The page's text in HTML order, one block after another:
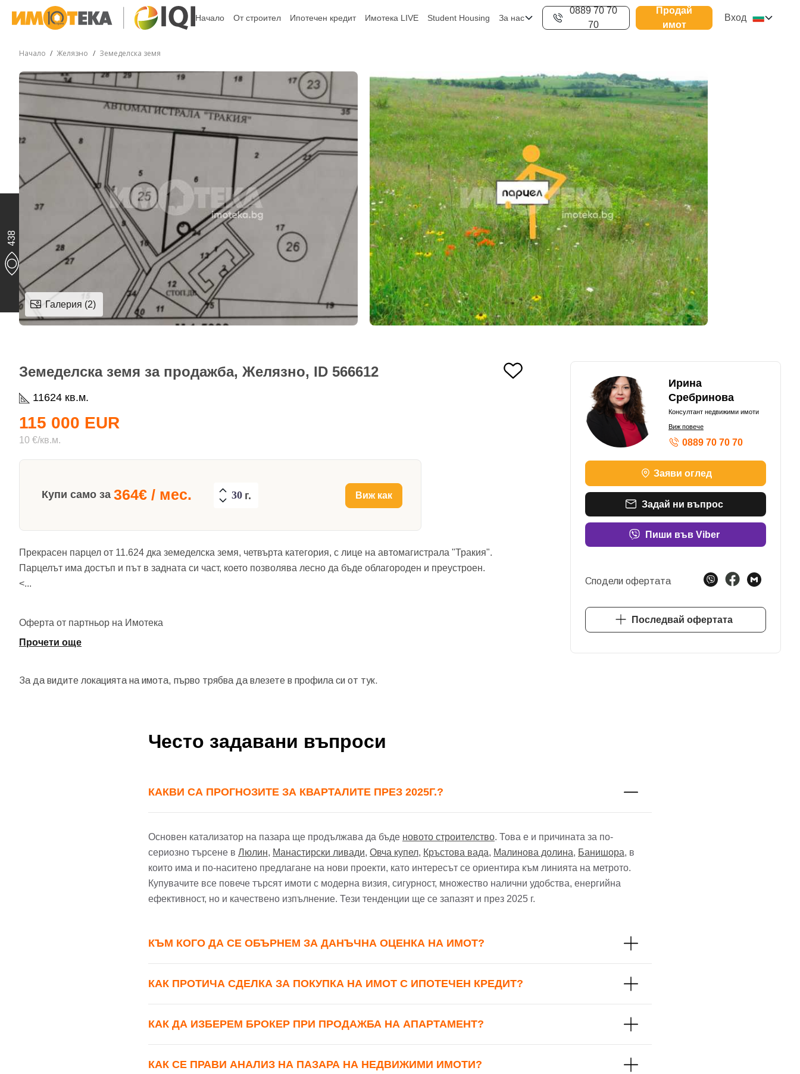
Начало От строител Ипотечен кредит Имотека LIVE Student Housing За нас
0889 70 70
70
Продай
имот
Вход
Добре дошъл!
Вход
Парола
Забравена парола?
Вход
Начало Желязно Земеделска земя
438
Галерия (2)
Земеделска земя за продажба, Желязно, ID 566612
11624 кв.м.
115 000 EUR
10 €/кв.м.
Купи само за 364€ / мес. г. Виж как
Прекрасен парцел от 11.624 дка земеделска земя, четвърта категория, с лице на автомагистрала "Тракия".
Парцелът има достъп и път в задната си част, което позволява лесно да бъде облагороден и преустроен.
<...
Оферта от партньор на Имотека
Прочети още
За да видите локацията на имота, първо трябва да влезете в профила си от тук.
Ирина
Сребринова
Консултант недвижими имоти
Виж повече
0889 70 70 70
Заяви оглед
Задай ни въпрос
Пиши във Viber
Сподели офертата
Последвай офертата
Често задавани въпроси
КАКВИ СА ПРОГНОЗИТЕ ЗА КВАРТАЛИТЕ ПРЕЗ 2025Г.?
Основен катализатор на пазара ще продължава да бъде новото строителство. Това е и причината за по-
сериозно търсене в Люлин, Манастирски ливади, Овча купел, Кръстова вада, Малинова долина, Банишора, в
които има и по-наситено предлагане на нови проекти, като интересът се ориентира към линията на метрото.
Купувачите все повече търсят имоти с модерна визия, сигурност, множество налични удобства, енергийна
ефективност, но и качествено изпълнение. Тези тенденции ще се запазят и през 2025 г.
КЪМ КОГО ДА СЕ ОБЪРНЕМ ЗА ДАНЪЧНА ОЦЕНКА НА ИМОТ?
КАК ПРОТИЧА СДЕЛКА ЗА ПОКУПКА НА ИМОТ С ИПОТЕЧЕН КРЕДИТ?
КАК ДА ИЗБЕРЕМ БРОКЕР ПРИ ПРОДАЖБА НА АПАРТАМЕНТ?
КАК СЕ ПРАВИ АНАЛИЗ НА ПАЗАРА НА НЕДВИЖИМИ ИМОТИ?
Имейл адрес*
▼